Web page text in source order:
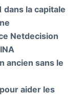
la capitale
Netdecision
ancien sans le
aider les